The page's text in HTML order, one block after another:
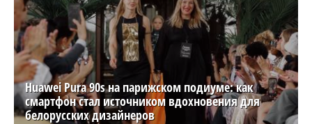
Huawei Pura 90s на парижском подиуме: как
смартфон стал источником вдохновения для
белорусских дизайнеров